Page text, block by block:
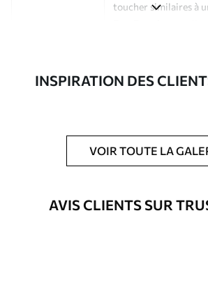
toucher similaires à
Possibilité d'ajouter
protecteur pour
du tableau.
Matériaux disponibles
INSPIRATION DES
VOIR TOUTE LA
AVIS CLIENTS SUR